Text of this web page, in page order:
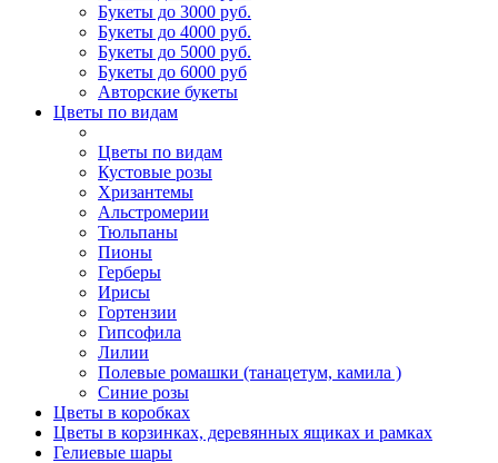
Букеты до 3000 руб.
Букеты до 4000 руб.
Букеты до 5000 руб.
Букеты до 6000 руб
Авторские букеты
Цветы по видам
Цветы по видам
Кустовые розы
Хризантемы
Альстромерии
Тюльпаны
Пионы
Герберы
Ирисы
Гортензии
Гипсофила
Лилии
Полевые ромашки (танацетум, камила )
Синие розы
Цветы в коробках
Цветы в корзинках, деревянных ящиках и рамках
Гелиевые шары